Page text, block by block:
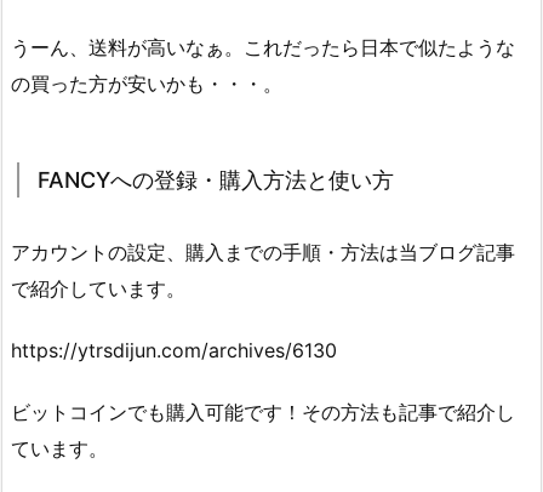
うーん、送料が高いなぁ。これだったら日本で似たような
の買った方が安いかも・・・。
FANCYへの登録・購入方法と使い方
アカウントの設定、購入までの手順・方法は当ブログ記事
で紹介しています。
https://ytrsdijun.com/archives/6130
ビットコインでも購入可能です！その方法も記事で紹介し
ています。